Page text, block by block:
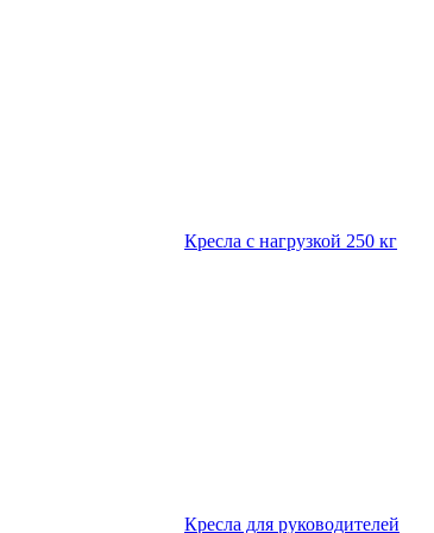
Кресла с нагрузкой 250 кг
Кресла для руководителей